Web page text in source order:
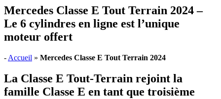
Mercedes Classe E Tout Terrain 2024 –
Le 6 cylindres en ligne est l’unique
moteur offert
- Accueil » Mercedes Classe E Tout Terrain 2024
La Classe E Tout-Terrain rejoint la
famille Classe E en tant que troisième